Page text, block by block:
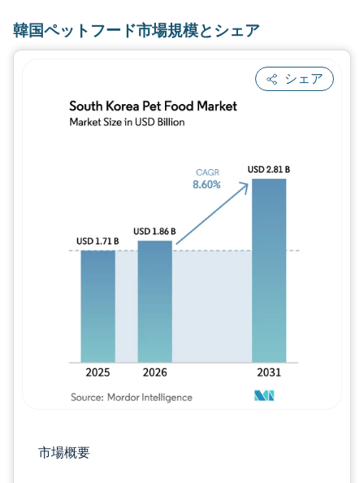
韓国ペットフード市場規模とシェア
シェア
市場概要